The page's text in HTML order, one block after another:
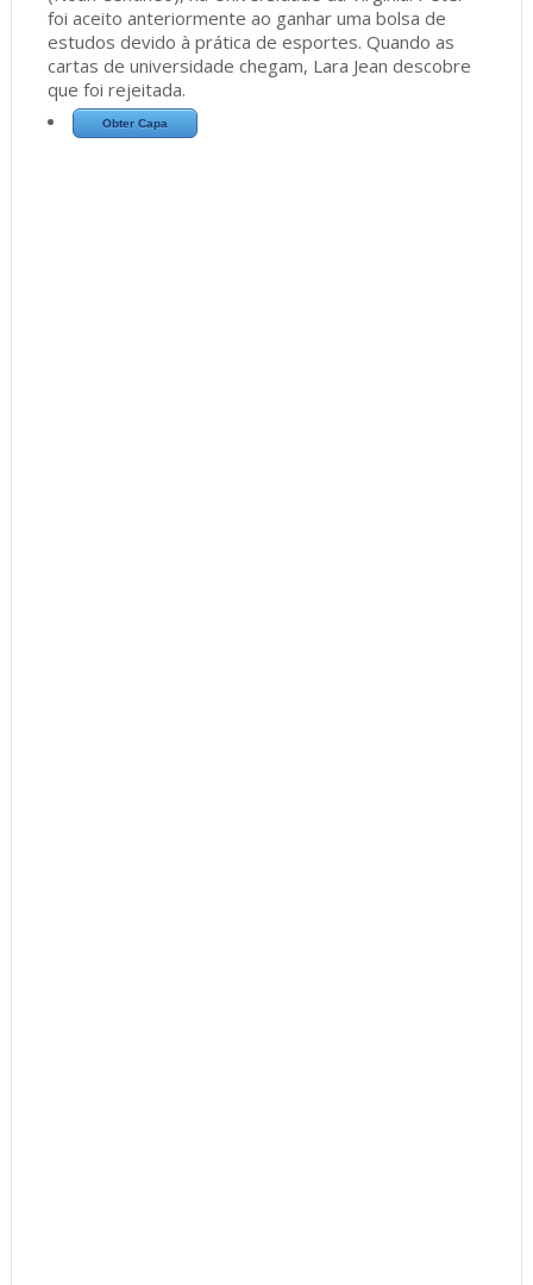
foi aceito anteriormente ao ganhar uma bolsa de
estudos devido à prática de esportes. Quando as
cartas de universidade chegam, Lara Jean descobre
que foi rejeitada.
Obter Capa